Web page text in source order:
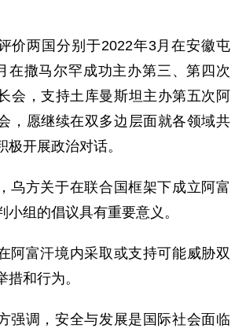
价两国分别于2022年3月在安徽屯
在撒马尔罕成功主办第三、第四次
会，支持土库曼斯坦主办第五次阿
，愿继续在双多边层面就各领域共
极开展政治对话。
乌方关于在联合国框架下成立阿富
小组的倡议具有重要意义。
阿富汗境内采取或支持可能威胁双
措和行为。
强调，安全与发展是国际社会面临